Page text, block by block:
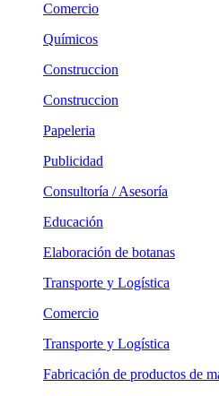
Comercio
Químicos
Construccion
Construccion
Papeleria
Publicidad
Consultoría / Asesoría
Educación
Elaboración de botanas
Transporte y Logística
Comercio
Transporte y Logística
Fabricación de productos de